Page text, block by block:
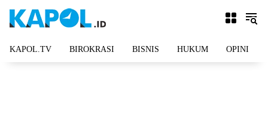
KAPOL.TV BIROKRASI BISNIS HUKUM OPINI